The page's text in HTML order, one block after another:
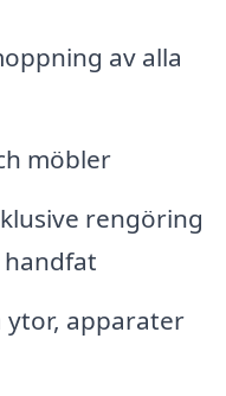
av alla
möbler
rengöring
ytor, apparater